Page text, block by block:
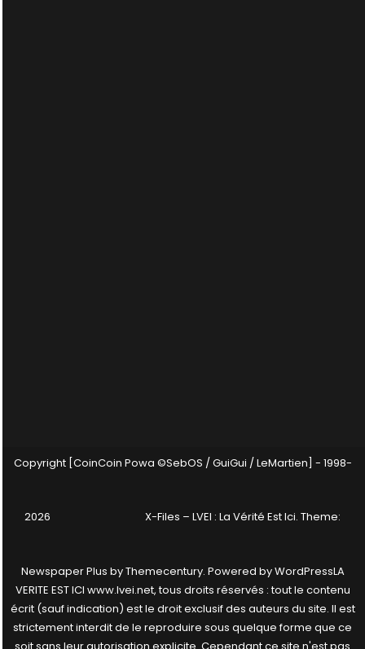
Copyright [CoinCoin Powa ©SebOS / GuiGui / LeMartien] - 1998-
2026 X-Files – LVEI : La Vérité Est Ici. Theme:
Newspaper Plus byThemecentury. Powered byWordPressLA
VERITE EST ICI www.lvei.net, tous droits réservés : tout le contenu
écrit (sauf indication) est le droit exclusif des auteurs du site. Il est
strictement interdit de le reproduire sous quelque forme que ce